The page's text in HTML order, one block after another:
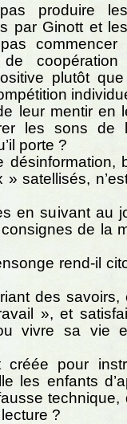
produire
par Ginott et
commencer
coopération
plutôt
leur mentir en
les sons de
porte ?
satellisés,
en suivant au
de la
rend-il
des
», et
vivre sa vie
créée pour
les enfants
technique,
?